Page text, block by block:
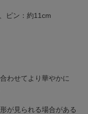
ピン：約11cm
わせてより華やかに
が見られる場合がある